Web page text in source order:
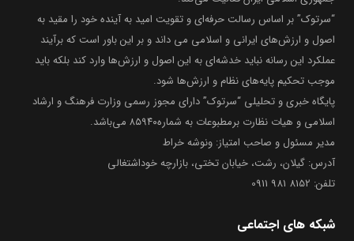
“سرتوک” بر اساس رسالت حرفه‌ای و تقویت امید به آینده خود را مقید به
اصول و ارزش‌های ایرانی و اسلامی می داند و بر این باور است که برآیند
عملکرد این رسانه نباید خدشه‌ای به این اصول و ارزش‌ها وارد کند بلکه باید
موجب تحکیم پایه‌های نظام و ارزش‌ها شود.
پایگاه خبری و تحلیلی “سرتوک” دارای مجوز رسمی وزارت فرهنگ و ارشاد
اسلامی و هیات نظارت برمطبوعات به شماره۸۵۹۴۰ می‌باشد.
مدیر مسئول و صاحب امتیاز: ونوشه خراط
آدرس: گیلان، رشت، خیابان تختی، بازارچه خوداشتغالی
تلفن: 8152 981 0911
شبکه های اجتماعی